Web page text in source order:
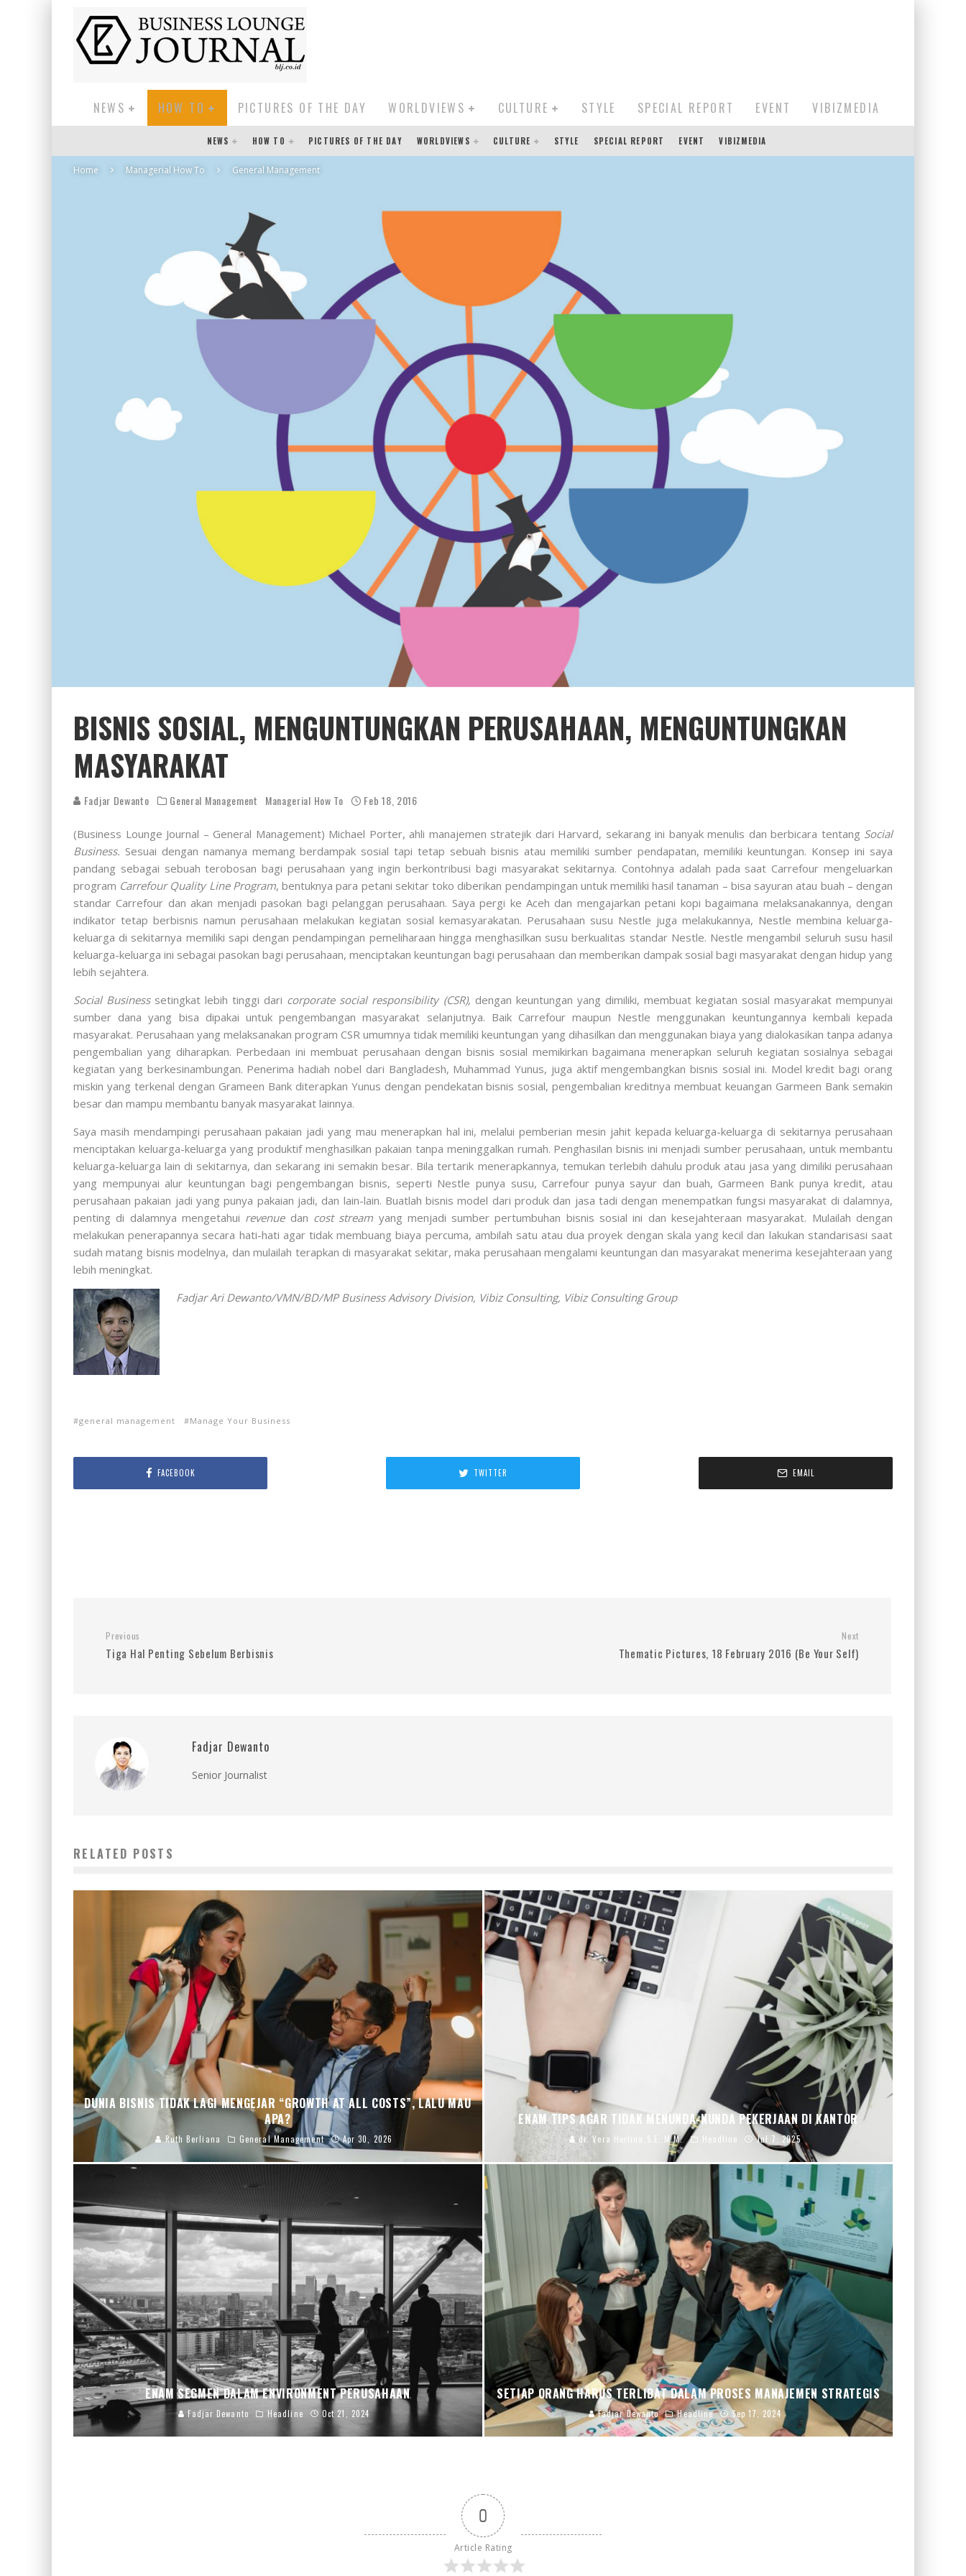
NEWS HOW TO PICTURES OF THE DAY WORLDVIEWS CULTURE STYLE SPECIAL REPORT EVENT VIBIZMEDIA
NEWS HOW TO PICTURES OF THE DAY WORLDVIEWS CULTURE STYLE SPECIAL REPORT EVENT VIBIZMEDIA
Home Managerial How To General Management
BISNIS SOSIAL, MENGUNTUNGKAN PERUSAHAAN, MENGUNTUNGKAN
MASYARAKAT
Fadjar Dewanto General Management Managerial How To Feb 18, 2016
(Business Lounge Journal – General Management) Michael Porter, ahli manajemen stratejik dari Harvard, sekarang ini banyak menulis dan berbicara tentang Social
Business. Sesuai dengan namanya memang berdampak sosial tapi tetap sebuah bisnis atau memiliki sumber pendapatan, memiliki keuntungan. Konsep ini saya
pandang sebagai sebuah terobosan bagi perusahaan yang ingin berkontribusi bagi masyarakat sekitarnya. Contohnya adalah pada saat Carrefour mengeluarkan
program Carrefour Quality Line Program, bentuknya para petani sekitar toko diberikan pendampingan untuk memiliki hasil tanaman – bisa sayuran atau buah – dengan
standar Carrefour dan akan menjadi pasokan bagi pelanggan perusahaan. Saya pergi ke Aceh dan mengajarkan petani kopi bagaimana melaksanakannya, dengan
indikator tetap berbisnis namun perusahaan melakukan kegiatan sosial kemasyarakatan. Perusahaan susu Nestle juga melakukannya, Nestle membina keluarga-
keluarga di sekitarnya memiliki sapi dengan pendampingan pemeliharaan hingga menghasilkan susu berkualitas standar Nestle. Nestle mengambil seluruh susu hasil
keluarga-keluarga ini sebagai pasokan bagi perusahaan, menciptakan keuntungan bagi perusahaan dan memberikan dampak sosial bagi masyarakat dengan hidup yang
lebih sejahtera.
Social Businesssetingkat lebih tinggi dari corporate social responsibility (CSR), dengan keuntungan yang dimiliki, membuat kegiatan sosial masyarakat mempunyai
sumber dana yang bisa dipakai untuk pengembangan masyarakat selanjutnya. Baik Carrefour maupun Nestle menggunakan keuntungannya kembali kepada
masyarakat. Perusahaan yang melaksanakan program CSR umumnya tidak memiliki keuntungan yang dihasilkan dan menggunakan biaya yang dialokasikan tanpa adanya
pengembalian yang diharapkan. Perbedaan ini membuat perusahaan dengan bisnis sosial memikirkan bagaimana menerapkan seluruh kegiatan sosialnya sebagai
kegiatan yang berkesinambungan. Penerima hadiah nobel dari Bangladesh, Muhammad Yunus, juga aktif mengembangkan bisnis sosial ini. Model kredit bagi orang
miskin yang terkenal dengan Grameen Bank diterapkan Yunus dengan pendekatan bisnis sosial, pengembalian kreditnya membuat keuangan Garmeen Bank semakin
besar dan mampu membantu banyak masyarakat lainnya.
Saya masih mendampingi perusahaan pakaian jadi yang mau menerapkan hal ini, melalui pemberian mesin jahit kepada keluarga-keluarga di sekitarnya perusahaan
menciptakan keluarga-keluarga yang produktif menghasilkan pakaian tanpa meninggalkan rumah. Penghasilan bisnis ini menjadi sumber perusahaan, untuk membantu
keluarga-keluarga lain di sekitarnya, dan sekarang ini semakin besar. Bila tertarik menerapkannya, temukan terlebih dahulu produk atau jasa yang dimiliki perusahaan
yang mempunyai alur keuntungan bagi pengembangan bisnis, seperti Nestle punya susu, Carrefour punya sayur dan buah, Garmeen Bank punya kredit, atau
perusahaan pakaian jadi yang punya pakaian jadi, dan lain-lain. Buatlah bisnis model dari produk dan jasa tadi dengan menempatkan fungsi masyarakat di dalamnya,
penting di dalamnya mengetahui revenuedan cost stream yang menjadi sumber pertumbuhan bisnis sosial ini dan kesejahteraan masyarakat. Mulailah dengan
melakukan penerapannya secara hati-hati agar tidak membuang biaya percuma, ambilah satu atau dua proyek dengan skala yang kecil dan lakukan standarisasi saat
sudah matang bisnis modelnya, dan mulailah terapkan di masyarakat sekitar, maka perusahaan mengalami keuntungan dan masyarakat menerima kesejahteraan yang
lebih meningkat.
Fadjar Ari Dewanto/VMN/BD/MP Business Advisory Division, Vibiz Consulting, Vibiz Consulting Group
general management Manage Your Business
FACEBOOK TWITTER EMAIL
Previous
Tiga Hal Penting Sebelum Berbisnis
Next
Thematic Pictures, 18 February 2016 (Be Your Self)
Fadjar Dewanto
Senior Journalist
RELATED POSTS
DUNIA BISNIS TIDAK LAGI MENGEJAR “GROWTH AT ALL COSTS”, LALU MAU
APA?
Ruth Berliana General Management Apr 30, 2026
ENAM TIPS AGAR TIDAK MENUNDA-NUNDA PEKERJAAN DI KANTOR
dr. Vera Herlina,S.E.,M.M. Headline Jul 7, 2025
ENAM SEGMEN DALAM ENVIRONMENT PERUSAHAAN
Fadjar Dewanto Headline Oct 21, 2024
SETIAP ORANG HARUS TERLIBAT DALAM PROSES MANAJEMEN STRATEGIS
Fadjar Dewanto Headline Sep 17, 2024
0
Article Rating